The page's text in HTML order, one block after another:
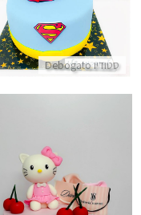
סטודיו Debogato
התקשר/י
עוגת יום הולדת לנערה